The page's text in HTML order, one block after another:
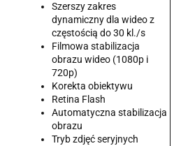
Szerszy zakres
dynamiczny dla wideo z
częstością do 30 kl./s
Filmowa stabilizacja
obrazu wideo (1080p i
720p)
Korekta obiektywu
Retina Flash
Automatyczna stabilizacja
obrazu
Tryb zdjęć seryjnych